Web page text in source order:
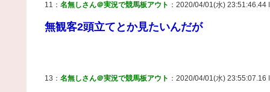
11： 名無しさん＠実況で競馬板アウト ：2020/04/01(水) 23:51:46.44
無観客2頭立てとか見たいんだが
13： 名無しさん＠実況で競馬板アウト ：2020/04/01(水) 23:55:07.16